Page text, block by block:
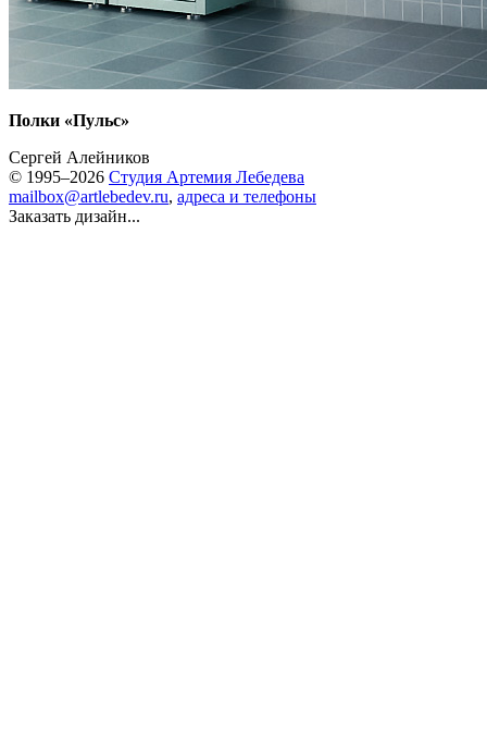
Полки «Пульс»
Сергей Алейников
© 1995–2026 Студия Артемия Лебедева
mailbox@artlebedev.ru, адреса и телефоны
Заказать дизайн...